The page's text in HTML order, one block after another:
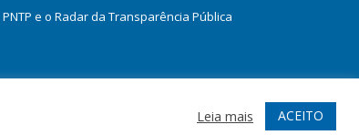
PNTP e o Radar da Transparência Pública
Acessar Webmail
Leia mais ACEITO